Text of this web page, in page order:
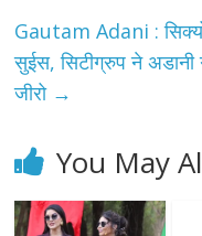
Gautam Adani :
सुईस, सिटीग्रुप ने अडानी
जीरो →
You May